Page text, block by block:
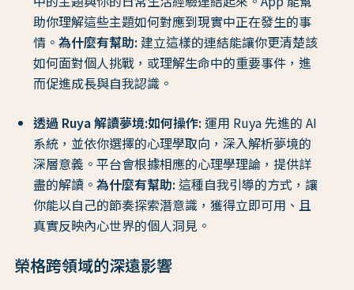
助你理解這些主題如何對應到現實中正在發生的事
情。 為什麼有幫助: 建立這樣的連結能讓你更清楚該
如何面對個人挑戰，或理解生命中的重要事件，進
而促進成長與自我認識。
透過 Ruya 解讀夢境:如何操作:運用 Ruya 先進的 AI
系統，並依你選擇的心理學取向，深入解析夢境的
深層意義。平台會根據相應的心理學理論，提供詳
盡的解讀。 為什麼有幫助: 這種自我引導的方式，讓
你能以自己的節奏探索潛意識，獲得立即可用、且
真實反映內心世界的個人洞見。
榮格跨領域的深遠影響